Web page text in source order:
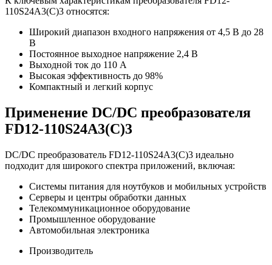
110S24A3(C)3 относятся:
Широкий диапазон входного напряжения от 4,5 В до 28
В
Постоянное выходное напряжение 2,4 В
Выходной ток до 110 А
Высокая эффективность до 98%
Компактный и легкий корпус
Применение DC/DC преобразователя
FD12-110S24A3(C)3
DC/DC преобразователь FD12-110S24A3(C)3 идеально
подходит для широкого спектра приложений, включая:
Системы питания для ноутбуков и мобильных устройств
Серверы и центры обработки данных
Телекоммуникационное оборудование
Промышленное оборудование
Автомобильная электроника
Производитель